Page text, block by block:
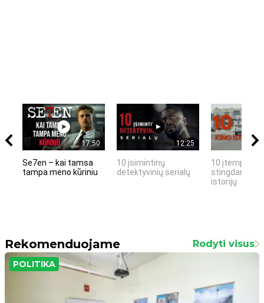
17:50
Se7en – kai tamsa
tampa meno kūriniu
12:25
10 įsimintinų
detektyvinių serialų
10 įtemptų,
stingdančių
istorijų
Rekomenduojame Rodyti visus
POLITIKA